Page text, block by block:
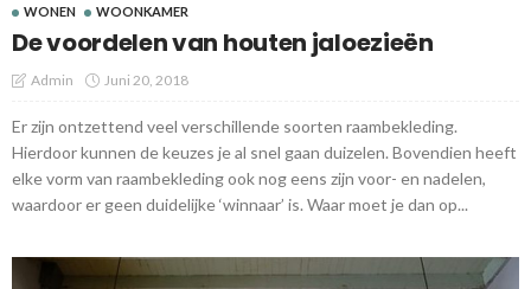
WONEN WOONKAMER
De voordelen van houten jaloezieën
Admin Juni 20, 2018
Er zijn ontzettend veel verschillende soorten raambekleding.
Hierdoor kunnen de keuzes je al snel gaan duizelen. Bovendien heeft
elke vorm van raambekleding ook nog eens zijn voor- en nadelen,
waardoor er geen duidelijke ‘winnaar’ is. Waar moet je dan op...